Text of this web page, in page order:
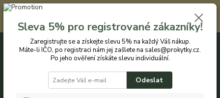
Registrovaným zákazníkům nabízíme slevu 5% na každý nákup. Máte-li
IČO, po registraci nám jej zašlete na sales@prokytky.cz. Po jeho ověření
získáte slevu individuální. Přejít na registraci →
CZK
+420 774 544 973 0ks
Sleva 5% pro registrované zákazníky!
Zaregistrujte se a získejte slevu 5% na každý Váš nákup.
Máte-li IČO, po registraci nám jej zašlete na sales@prokytky.cz.
Po jeho ověření získáte slevu individuální.
Odeslat